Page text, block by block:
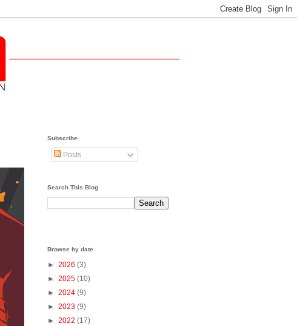
Subscribe
Posts
Search This Blog
Browse by date
► 2026 (3)
► 2025 (10)
► 2024 (9)
► 2023 (9)
► 2022 (17)